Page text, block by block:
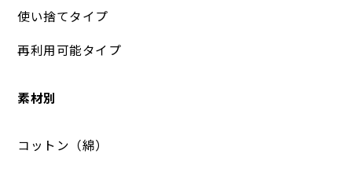
使い捨てタイプ
再利用可能タイプ
素材別
コットン（綿）